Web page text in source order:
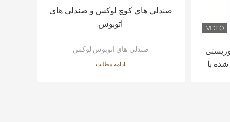
صندلي هاي کوچ لوکس و صندلي هاي
اتوبوس
صندلی های اتوبوس لوکس
ادامه مطلب
با